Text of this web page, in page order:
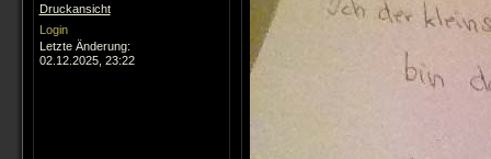
Druckansicht
Login
Letzte Änderung:
02.12.2025, 23:22